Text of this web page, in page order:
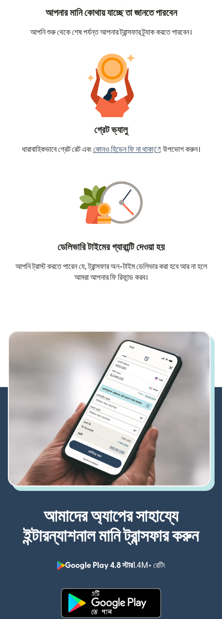
আপনার মানি কোথায় যাচ্ছে তা জানতে পারবেন
আপনি শুরু থেকে শেষ পর্যন্ত আপনার ট্রান্সফার ট্র্যাক করতে পারবেন।
গ্রেট ভ্যালু
ধারাবাহিকভাবে গ্রেট রেট এবংকোনও হিডেন ফি না থাকা (নতুন উইন্ডোতে খুলবে)
উপভোগ করুন।
ডেলিভারি টাইমের গ্যারান্টি দেওয়া হয়
আপনি ট্রাস্ট করতে পারেন যে, ট্রান্সফার অন-টাইম ডেলিভার করা হবে আর না হলে
আমরা আপনার ফি রিফান্ড করব।
আমাদের অ্যাপের সাহায্যে
ইন্টারন্যাশনাল মানি ট্রান্সফার করুন
Google Play 4.8 স্টার1.4M+ রেটিং